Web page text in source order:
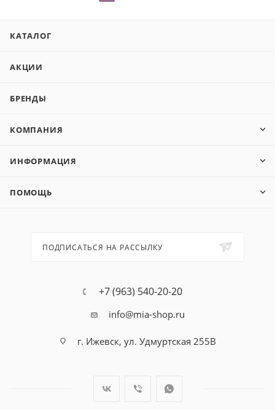
КАТАЛОГ
АКЦИИ
БРЕНДЫ
КОМПАНИЯ
ИНФОРМАЦИЯ
ПОМОЩЬ
ПОДПИСАТЬСЯ НА РАССЫЛКУ
+7 (963) 540-20-20
info@mia-shop.ru
г. Ижевск, ул. Удмуртская 255В